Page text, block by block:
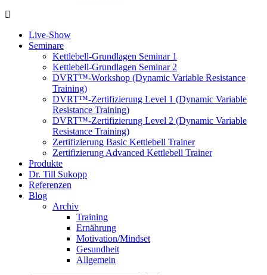
Live-Show
Seminare
Kettlebell-Grundlagen Seminar 1
Kettlebell-Grundlagen Seminar 2
DVRT™-Workshop (Dynamic Variable Resistance
Training)
DVRT™-Zertifizierung Level 1 (Dynamic Variable
Resistance Training)
DVRT™-Zertifizierung Level 2 (Dynamic Variable
Resistance Training)
Zertifizierung Basic Kettlebell Trainer
Zertifizierung Advanced Kettlebell Trainer
Produkte
Dr. Till Sukopp
Referenzen
Blog
Archiv
Training
Ernährung
Motivation/Mindset
Gesundheit
Allgemein